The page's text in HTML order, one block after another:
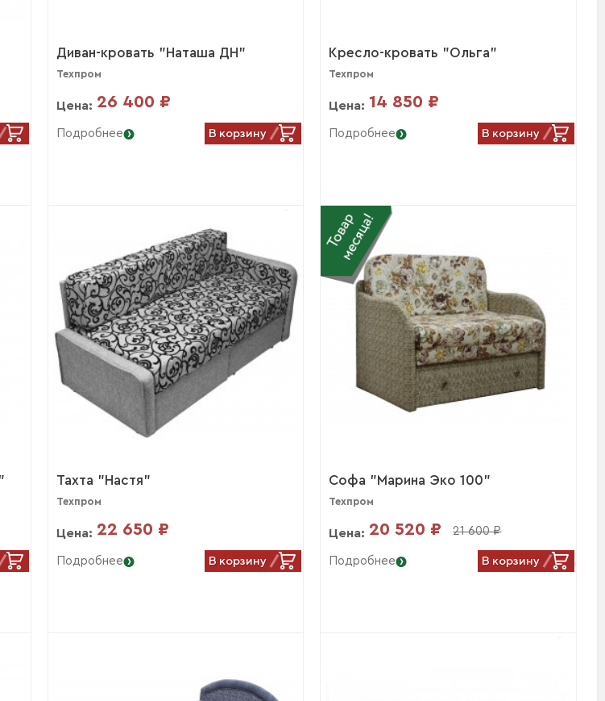
Диван-кровать "Наташа ДН"
Техпром
Цена: 26 400 ₽
Подробнее В корзину
Кресло-кровать "Ольга"
Техпром
Цена: 14 850 ₽
Подробнее В корзину
Тахта "Настя"
Техпром
Цена: 22 650 ₽
Подробнее В корзину
Софа "Марина Эко 100"
Техпром
Цена: 20 520 ₽ 21 600 ₽
Подробнее В корзину